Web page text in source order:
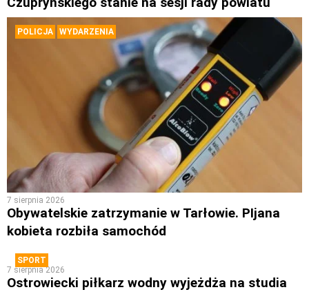
POLICJA WYDARZENIA
7 sierpnia 2026
Obywatelskie zatrzymanie w Tarłowie. PIjana
kobieta rozbiła samochód
SPORT
7 sierpnia 2026
Ostrowiecki piłkarz wodny wyjeżdża na studia